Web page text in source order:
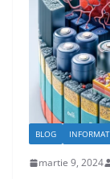
BLOG
martie 9, 2024